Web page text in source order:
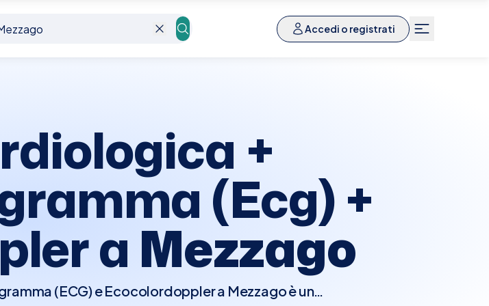
Accedi o registrati
Mezzago
+
(Ecg) +
a Mezzago
(ECG) e Ecocolordoppler a Mezzago è un